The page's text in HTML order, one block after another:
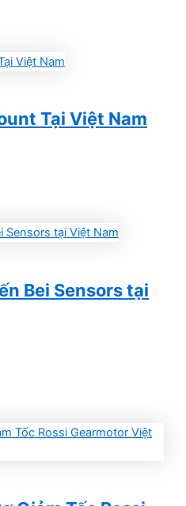
Tại Việt Nam
Bei Sensors tại